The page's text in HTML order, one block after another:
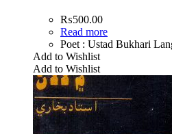
₨500.00
Read more
Poet : Ustad Bukhari
Add to Wishlist
Add to Wishlist